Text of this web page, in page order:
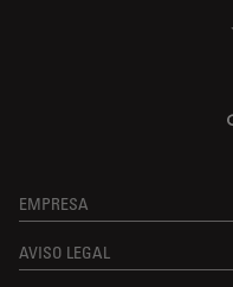
EMPRESA
AVISO LEGAL